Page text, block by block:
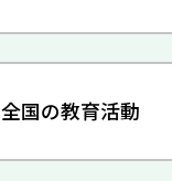
全国の教育活動